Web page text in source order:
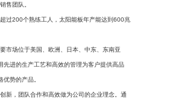
团队。
200个熟练工人，太阳能板年产能达到600兆
场位于美国、欧洲、日本、中东、东南亚
先进的生产工艺和高效的管理为客户提供高品
优势的产品。
，团队合作和高效做为公司的企业理念。通